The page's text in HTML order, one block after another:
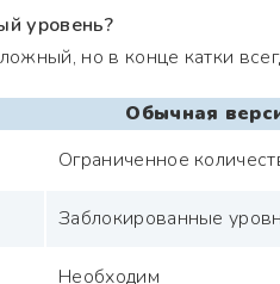
уровень?
но в конце катки
Обычная
Ограниченное
Заблокированные
Необходим